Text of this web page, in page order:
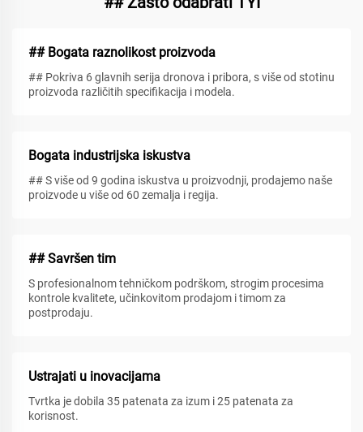
## Bogata raznolikost proizvoda
## Pokriva 6 glavnih serija dronova i pribora, s više od stotinu
proizvoda različitih specifikacija i modela.
Bogata industrijska iskustva
## S više od 9 godina iskustva u proizvodnji, prodajemo naše
proizvode u više od 60 zemalja i regija.
## Savršen tim
S profesionalnom tehničkom podrškom, strogim procesima
kontrole kvalitete, učinkovitom prodajom i timom za
postprodaju.
Ustrajati u inovacijama
Tvrtka je dobila 35 patenata za izum i 25 patenata za
korisnost.